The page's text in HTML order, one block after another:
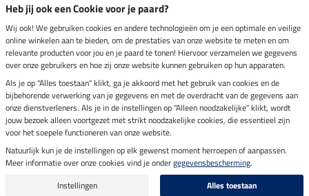
Verzending per
Veilig betalen met
Impressum
Laatste update op 10.08.2026 om 06:55 uur
Alle prijzen in euro's, incl. BTW, excl. verzendkosten.
Heb jij ook een Cookie voor je paard?
Wij ook! We gebruiken cookies en andere technologieën om je een optimale en veilige
online winkelen aan te bieden, om de prestaties van onze website te meten en om
relevante producten voor jou en je paard te tonen! Hiervoor verzamelen we gegevens
over onze gebruikers en hoe zij onze website kunnen gebruiken op hun apparaten.
Als je op "Alles toestaan" klikt, ga je akkoord met het gebruik van cookies en de
bijbehorende verwerking van je gegevens en met de overdracht van de gegevens aan
onze dienstverleners. Als je in de instellingen op "Alleen noodzakelijke" klikt, wordt
jouw bezoek alleen voortgezet met strikt noodzakelijke cookies, die essentieel zijn
voor het soepele functioneren van onze website.
Natuurlijk kun je de instellingen op elk gewenst moment herroepen of aanpassen.
Meer informatie over onze cookies vind je ondergegevensbescherming.
Instellingen
Alles toestaan